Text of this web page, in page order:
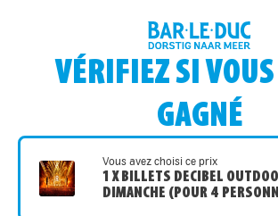
VÉRIFIEZ SI
GAGNÉ
Vous avez choisi ce prix
1 X BILLETS DECIBEL
DIMANCHE (POUR 4